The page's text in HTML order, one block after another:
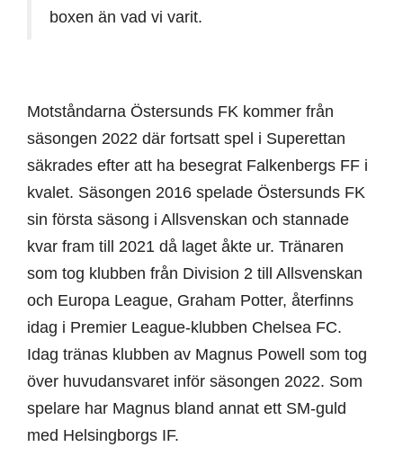
boxen än vad vi varit.
Motståndarna Östersunds FK kommer från
säsongen 2022 där fortsatt spel i Superettan
säkrades efter att ha besegrat Falkenbergs FF i
kvalet. Säsongen 2016 spelade Östersunds FK
sin första säsong i Allsvenskan och stannade
kvar fram till 2021 då laget åkte ur. Tränaren
som tog klubben från Division 2 till Allsvenskan
och Europa League, Graham Potter, återfinns
idag i Premier League-klubben Chelsea FC.
Idag tränas klubben av Magnus Powell som tog
över huvudansvaret inför säsongen 2022. Som
spelare har Magnus bland annat ett SM-guld
med Helsingborgs IF.